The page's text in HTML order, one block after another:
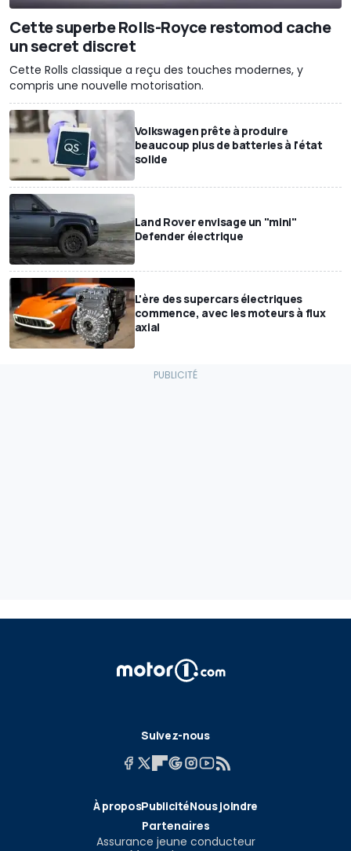
Cette superbe Rolls-Royce restomod cache
un secret discret
Cette Rolls classique a reçu des touches modernes, y
compris une nouvelle motorisation.
Volkswagen prête à produire
beaucoup plus de batteries à l'état
solide
Land Rover envisage un "mini"
Defender électrique
L'ère des supercars électriques
commence, avec les moteurs à flux
axial
Suivez-nous
À proposPublicitéNous joindre
Partenaires
Assurance jeune conducteur